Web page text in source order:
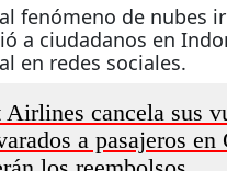
fenómeno de nubes
a ciudadanos en
en redes sociales.
Airlines cancela sus
a pasajeros en